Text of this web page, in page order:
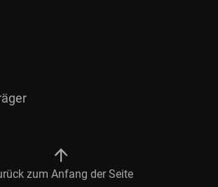
zum Anfang der Seite